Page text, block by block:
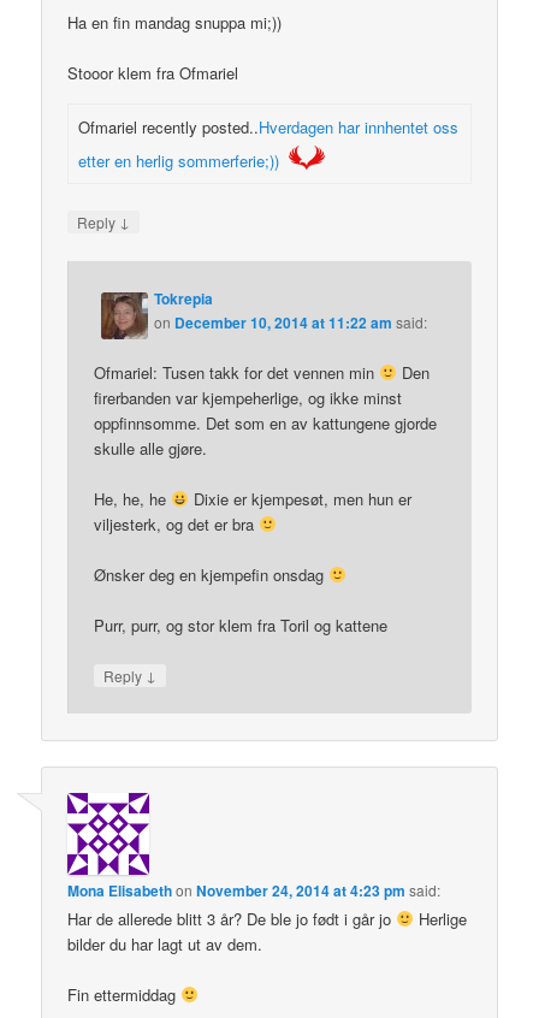
Ha en fin mandag snuppa mi;))
Stooor klem fra Ofmariel
Ofmariel recently posted..Hverdagen har innhentet oss
etter en herlig sommerferie;))
Reply ↓
Tokrepia
on December 10, 2014 at 11:22 am said:
Ofmariel: Tusen takk for det vennen min
Den
firerbanden var kjempeherlige, og ikke minst
oppfinnsomme. Det som en av kattungene gjorde
skulle alle gjøre.
He, he, he
Dixie er kjempesøt, men hun er
viljesterk, og det er bra
Ønsker deg en kjempefin onsdag
Purr, purr, og stor klem fra Toril og kattene
Reply ↓
Mona ElisabethonNovember 24, 2014 at 4:23 pm said:
Har de allerede blitt 3 år? De ble jo født i går jo
Herlige
bilder du har lagt ut av dem.
Fin ettermiddag